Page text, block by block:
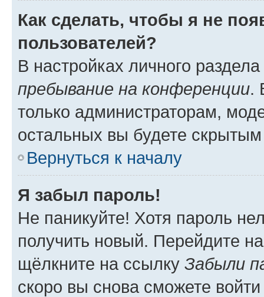
Как сделать, чтобы я не
пользователей?
В настройках личного
пребывание на конференции.
только администраторам,
остальных вы будете
Вернуться к началу
Я забыл пароль!
Не паникуйте! Хотя пароль
получить новый. Перейдите
щёлкните на ссылку Забыли
скоро вы снова сможете